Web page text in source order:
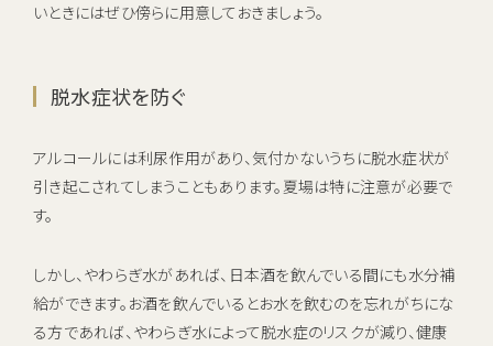
いときにはぜひ傍らに用意しておきましょう。
脱水症状を防ぐ
アルコールには利尿作用があり、気付かないうちに脱水症状が
引き起こされてしまうこともあります。夏場は特に注意が必要で
す。
しかし、やわらぎ水があれば、日本酒を飲んでいる間にも水分補
給ができます。お酒を飲んでいるとお水を飲むのを忘れがちにな
る方であれば、やわらぎ水によって脱水症のリスクが減り、健康